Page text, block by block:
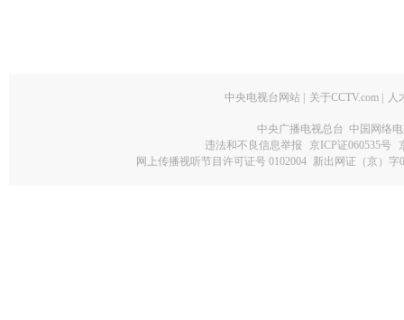
中央电视台网站 关于CCTV.com 人
中央广播电视总台 中国网络
违法和不良信息举报
京ICP证060535号
网上传播视听节目许可证号 0102004 新出网证（京）